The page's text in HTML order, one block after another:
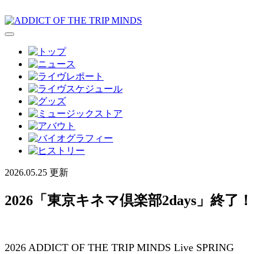
2026.05.25 更新
2026「東京キネマ倶楽部2days」終了！
2026 ADDICT OF THE TRIP MINDS Live SPRING